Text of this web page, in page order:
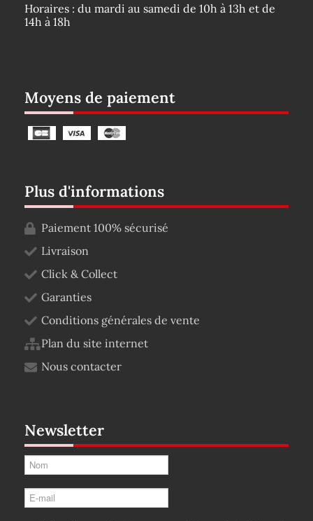
Horaires : du mardi au samedi de 10h à 13h et de
14h à 18h
Moyens de paiement
Plus d'informations
Paiement 100% sécurisé
Livraison
Click & Collect
Garanties
Conditions générales de vente
Plan du site internet
Nous contacter
Newsletter